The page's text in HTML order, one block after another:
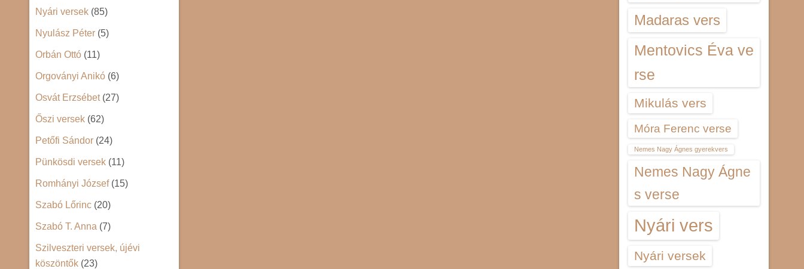
Nyári versek (85)
Nyulász Péter (5)
Orbán Ottó (11)
Orgoványi Anikó (6)
Osvát Erzsébet(27)
Őszi versek (62)
Petőfi Sándor (24)
Pünkösdi versek (11)
Romhányi József(15)
Szabó Lőrinc (20)
Szabó T. Anna (7)
Szilveszteri versek, újévi
köszöntők (23)
Madaras vers
Mentovics Éva ve
rse
Mikulás vers
Móra Ferenc verse
Nemes Nagy Ágnes gyerekvers
Nemes Nagy Ágne
s verse
Nyári vers
Nyári versek